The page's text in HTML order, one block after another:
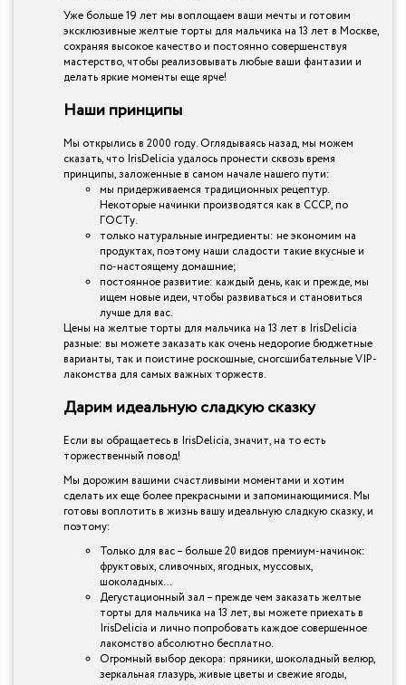
Уже больше 19 лет мы воплощаем ваши мечты и готовим
эксклюзивные желтые торты для мальчика на 13 лет в Москве,
сохраняя высокое качество и постоянно совершенствуя
мастерство, чтобы реализовывать любые ваши фантазии и
делать яркие моменты еще ярче!
Наши принципы
Мы открылись в 2000 году. Оглядываясь назад, мы можем
сказать, что IrisDelicia удалось пронести сквозь время
принципы, заложенные в самом начале нашего пути:
мы придерживаемся традиционных рецептур.
Некоторые начинки производятся как в СССР, по
ГОСТу.
только натуральные ингредиенты: не экономим на
продуктах, поэтому наши сладости такие вкусные и
по-настоящему домашние;
постоянное развитие: каждый день, как и прежде, мы
ищем новые идеи, чтобы развиваться и становиться
лучше для вас.
Цены на желтые торты для мальчика на 13 лет в IrisDelicia
разные: вы можете заказать как очень недорогие бюджетные
варианты, так и поистине роскошные, сногсшибательные VIP-
лакомства для самых важных торжеств.
Дарим идеальную сладкую сказку
Если вы обращаетесь в IrisDelicia, значит, на то есть
торжественный повод!
Мы дорожим вашими счастливыми моментами и хотим
сделать их еще более прекрасными и запоминающимися. Мы
готовы воплотить в жизнь вашу идеальную сладкую сказку, и
поэтому:
Только для вас – больше 20 видов премиум-начинок:
фруктовых, сливочных, ягодных, муссовых,
шоколадных…
Дегустационный зал – прежде чем заказать желтые
торты для мальчика на 13 лет, вы можете приехать в
IrisDelicia и лично попробовать каждое совершенное
лакомство абсолютно бесплатно.
Огромный выбор декора: пряники, шоколадный велюр,
зеркальная глазурь, живые цветы и свежие ягоды,